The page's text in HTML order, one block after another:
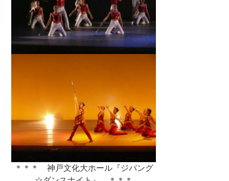
＊＊＊ 神戸文化大ホール『ジパング